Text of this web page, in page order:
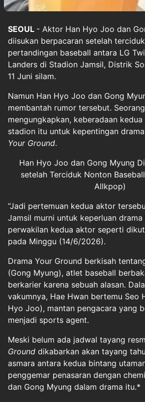
SEOUL - Aktor Han Hyo Joo dan
diisukan berpacaran setelah
pertandingan baseball antara LG
Landers di Stadion Jamsil, Distrik
11 Juni silam.
Namun Han Hyo Joo dan Gong
membantah rumor tersebut.
mengungkapkan, keberadaan
stadion itu untuk kepentingan
Your Ground.
Han Hyo Joo dan Gong Myung
setelah Terciduk Nonton
Allkpop)
“Jadi pertemuan kedua aktor
Jamsil murni untuk keperluan drama
perwakilan kedua aktor seperti
pada Minggu (14/6/2026).
Drama Your Ground berkisah
(Gong Myung), atlet baseball
berkarier karena sebuah alasan.
vakumnya, Hae Hwan bertemu Seo
Hyo Joo), mantan pengacara yang
menjadi sports agent.
Meski belum ada jadwal tayang
Ground dikabarkan akan tayang
asmara antara kedua bintang
penggemar penasaran dengan
dan Gong Myung dalam drama itu.*